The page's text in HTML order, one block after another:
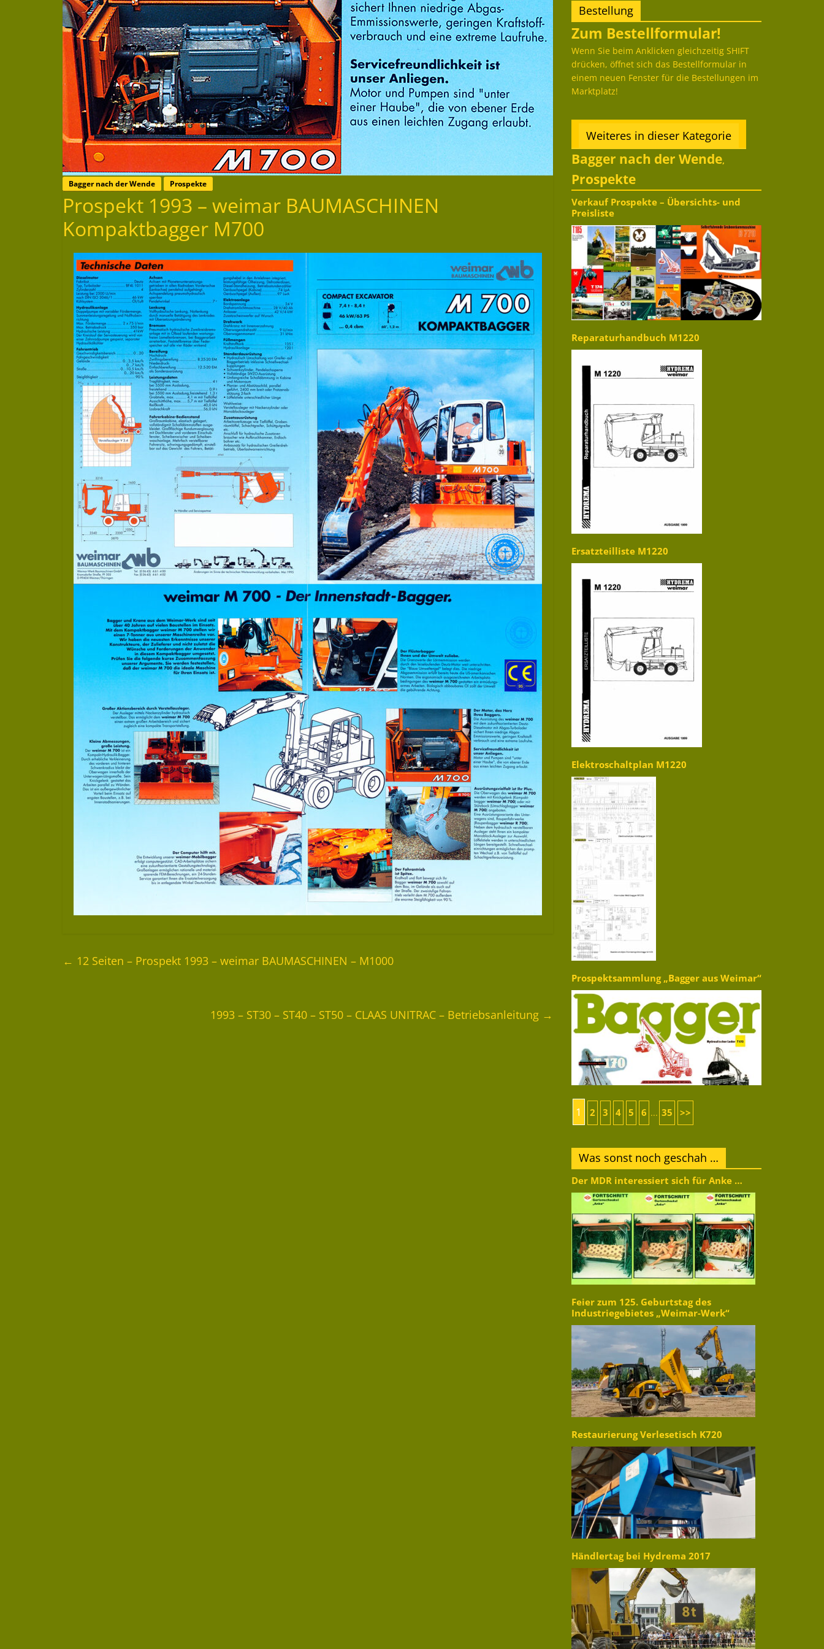
Bagger nach der Wende Prospekte
Prospekt 1993 – weimar BAUMASCHINEN
Kompaktbagger M700
← 12 Seiten – Prospekt 1993 – weimar BAUMASCHINEN – M1000
1993 – ST30 – ST40 – ST50 – CLAAS UNITRAC – Betriebsanleitung →
Bestellung
Zum Bestellformular!
Wenn Sie beim Anklicken gleichzeitig SHIFT
drücken, öffnet sich das Bestellformular in
einem neuen Fenster für die Bestellungen im
Marktplatz!
Weiteres in dieser Kategorie
Bagger nach der Wende,
Prospekte
Verkauf Prospekte – Übersichts- und
Preisliste
Reparaturhandbuch M1220
Ersatzteilliste M1220
Elektroschaltplan M1220
Prospektsammlung „Bagger aus Weimar“
1 2 3 4 5 6 ... 35 >>
Was sonst noch geschah …
Der MDR interessiert sich für Anke …
Feier zum 125. Geburtstag des
Industriegebietes „Weimar-Werk“
Restaurierung Verlesetisch K720
Händlertag bei Hydrema 2017